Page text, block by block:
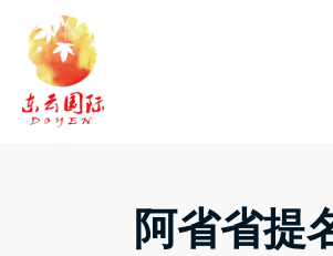
content
阿省省提